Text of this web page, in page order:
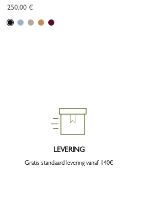
250,00 €
LEVERING
Gratis standaard levering vanaf 140€